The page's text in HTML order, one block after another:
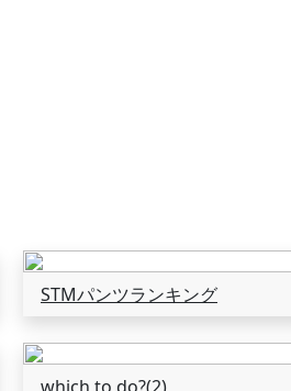
STMパンツランキング